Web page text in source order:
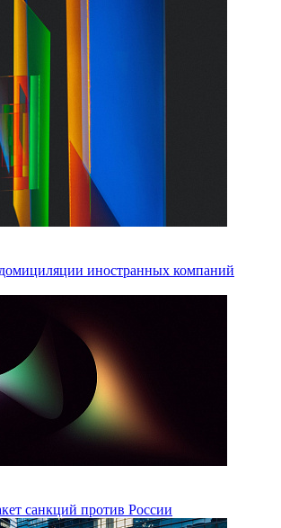
иностранных компаний
санкций против России